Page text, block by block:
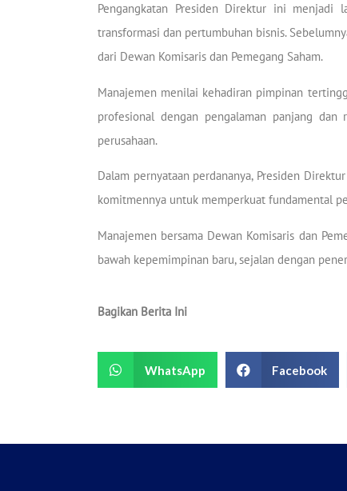
Pengangkatan Presiden Direktur ini menjadi
transformasi dan pertumbuhan bisnis.
dari Dewan Komisaris dan Pemegang Saham.
Manajemen menilai kehadiran pimpinan
profesional dengan pengalaman panjang
perusahaan.
Dalam pernyataan perdananya, Presiden
komitmennya untuk memperkuat fundamental
Manajemen bersama Dewan Komisaris dan
bawah kepemimpinan baru, sejalan dengan
Bagikan Berita Ini
WhatsApp Facebook